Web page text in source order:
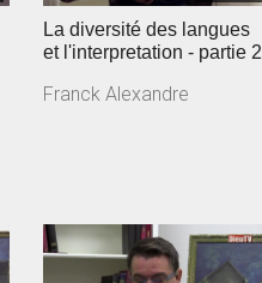
La diversité des langues
et l'interpretation - partie 2
Franck Alexandre